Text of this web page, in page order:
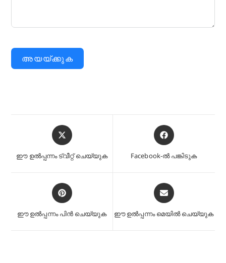
അയയ്ക്കുക
ഒരു
പുതിയ
വിൻഡോയിൽ
തുറക്കുന്നു
ഈ ഉൽപ്പന്നം ട്വീറ്റ് ചെയ്യുക
ഒരു
പുതിയ
വിൻഡോയിൽ
തുറക്കുന്നു
Facebook-ൽ പങ്കിടുക
ഒരു
പുതിയ
വിൻഡോയിൽ
തുറക്കുന്നു
ഈ ഉൽപ്പന്നം പിൻ ചെയ്യുക
ഒരു
പുതിയ
വിൻഡോയിൽ
തുറക്കുന്നു
ഈ ഉൽപ്പന്നം മെയിൽ ചെയ്യുക